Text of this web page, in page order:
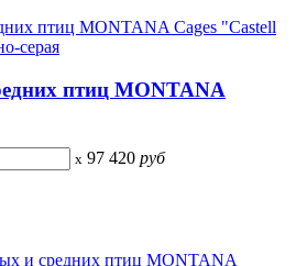
птиц MONTANA
x 97 420 руб